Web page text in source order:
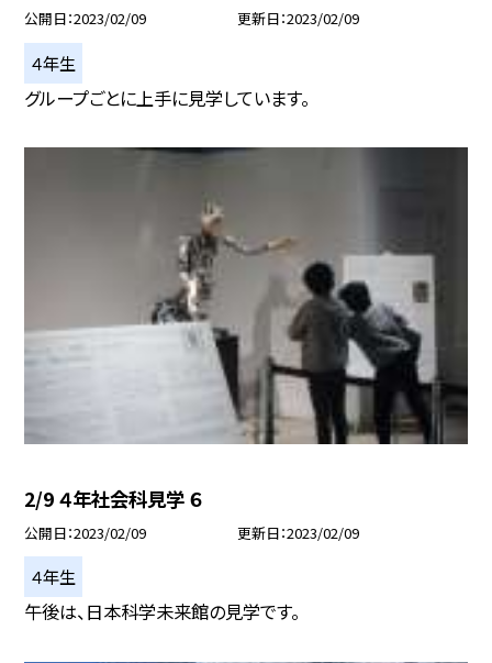
公開日 2023/02/09 更新日 2023/02/09
４年生
グループごとに上手に見学しています。
2/9 ４年社会科見学 ６
公開日 2023/02/09 更新日 2023/02/09
４年生
午後は、日本科学未来館の見学です。